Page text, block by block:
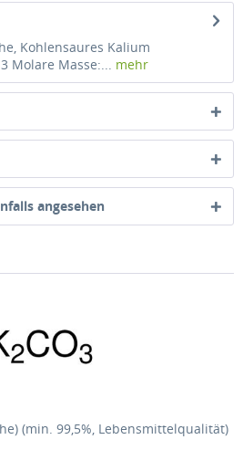
Kohlensaures Kalium
Molare Masse:... mehr
angesehen
(min. 99,5%, Lebensmittelqualität)